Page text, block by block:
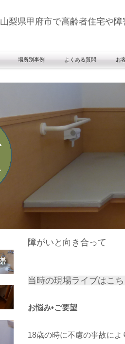
山梨県甲府市で高齢者住宅や
場所別事例 よくある質問 お
障がいと向き合
当時の現場ライブ
お悩み•ご要望
18歳の時に不慮の事故に